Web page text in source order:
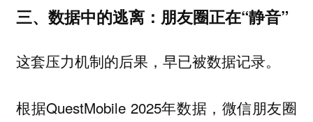
三、数据中的逃离：朋友圈正在“静音”
这套压力机制的后果，早已被数据记录。
根据QuestMobile 2025年数据，微信朋友圈